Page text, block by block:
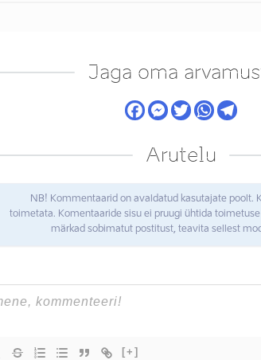
Jaga oma
Arutelu
NB! Kommentaarid on avaldatud kasutajate poolt.
toimetata. Komentaaride sisu ei pruugi ühtida
märkad sobimatut postitust, teavita sellest
[+]